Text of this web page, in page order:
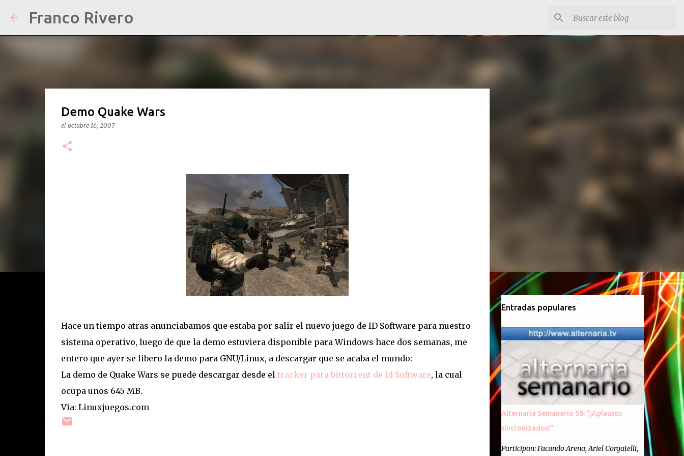
Franco Rivero
Demo Quake Wars
el octubre 16, 2007
Hace un tiempo atras anunciabamos que estaba por salir el nuevo juego de ID Software para nuestro
sistema operativo, luego de que la demo estuviera disponible para Windows hace dos semanas, me
entero que ayer se libero la demo para GNU/Linux, a descargar que se acaba el mundo:
La demo de Quake Wars se puede descargar desde el tracker para bittorrent de Id Software, la cual
ocupa unos 645 MB.
Via: Linuxjuegos.com
Entradas populares
Alternaria Semanario 50: "¡Aplausos
sincronizados!"
Participan: Facundo Arena, Ariel Corgatelli,